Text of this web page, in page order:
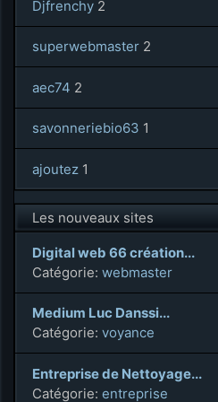
Djfrenchy 2
superwebmaster 2
aec74 2
savonneriebio63 1
ajoutez 1
Les nouveaux sites
Digital web 66 création...
Catégorie: webmaster
Medium Luc Danssi...
Catégorie: voyance
Entreprise de Nettoyage...
Catégorie: entreprise